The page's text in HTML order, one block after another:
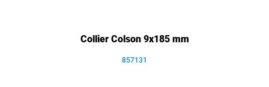
Collier Colson 9x185 mm
857131